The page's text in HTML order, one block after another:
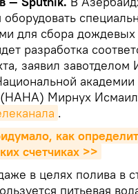
оборудовать
для сбора дождевых
разработка
заявил завотделом
академии
(НАНА) Мирнух
.
как
счетчиках >>
в целях полива в
питьевая